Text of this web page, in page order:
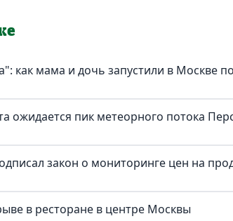
как мама и дочь запустили в Москве
ожидается пик метеорного потока
закон о мониторинге цен на
в ресторане в центре Москвы